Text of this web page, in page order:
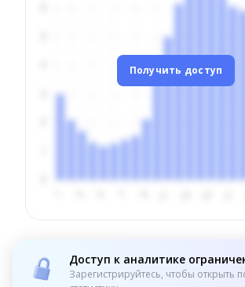
Получить доступ
Доступ к аналитике
Зарегистрируйтесь, чтобы открыть